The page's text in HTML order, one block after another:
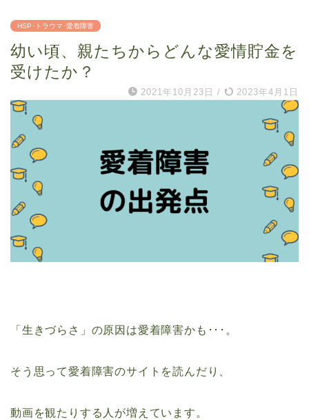
HSP･トラウマ･愛着障害
幼い頃、親たちからどんな愛情貯金を
受けたか？
2021年10月23日 / 2023年4月1日
「生きづらさ」の原因は愛着障害かも･･･。
そう思って愛着障害のサイトを読んだり、
動画を観たりする人が増えています。